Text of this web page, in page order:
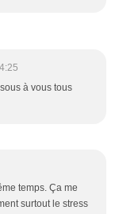
à vous tous
temps. Ça me
surtout le stress